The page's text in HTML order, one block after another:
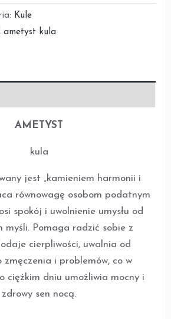
Kule
ametyst kula
AMETYST
kula
jest „kamieniem harmonii i
równowagę osobom podatnym
spokój i uwolnienie umysłu od
myśli. Pomaga radzić sobie z
cierpliwości, uwalnia od
zmęczenia i problemów, co w
ciężkim dniu umożliwia mocny i
zdrowy sen nocą.